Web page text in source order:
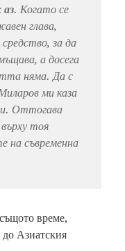
аз. Когато се
глава,
за да
а досега
няма. Да с
ми каза
Оттогава
тоя
на съвременна
време,
Азиатския